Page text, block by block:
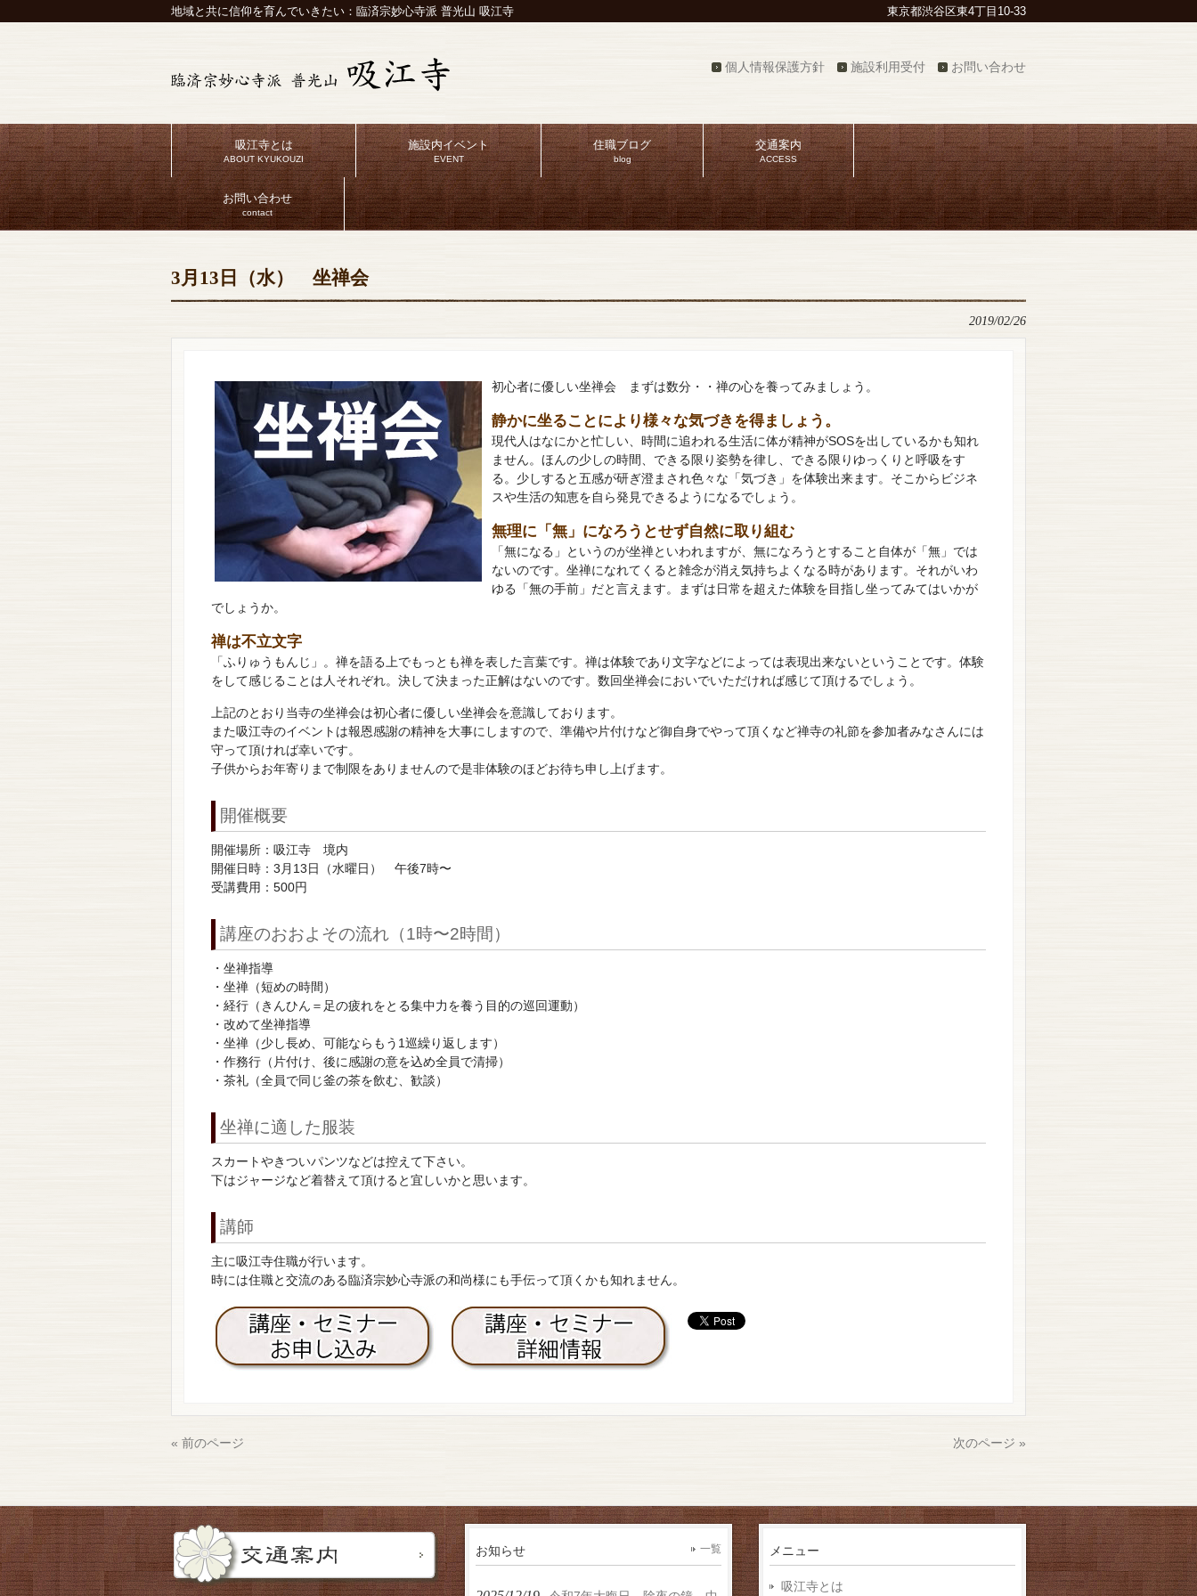
地域と共に信仰を育んでいきたい：臨済宗妙心寺派 普光山 吸江寺 東京都渋谷区東4丁目10-33
個人情報保護方針 施設利用受付 お問い合わせ
吸江寺とは
ABOUT KYUKOUZI
施設内イベント
EVENT
住職ブログ
blog
交通案内
ACCESS
お問い合わせ
contact
3月13日（水） 坐禅会
2019/02/26
初心者に優しい坐禅会 まずは数分・・禅の心を養ってみましょう。
静かに坐ることにより様々な気づきを得ましょう。
現代人はなにかと忙しい、時間に追われる生活に体が精神がSOSを出しているかも知れ
ません。ほんの少しの時間、できる限り姿勢を律し、できる限りゆっくりと呼吸をす
る。少しすると五感が研ぎ澄まされ色々な「気づき」を体験出来ます。そこからビジネ
スや生活の知恵を自ら発見できるようになるでしょう。
無理に「無」になろうとせず自然に取り組む
「無になる」というのが坐禅といわれますが、無になろうとすること自体が「無」では
ないのです。坐禅になれてくると雑念が消え気持ちよくなる時があります。それがいわ
ゆる「無の手前」だと言えます。まずは日常を超えた体験を目指し坐ってみてはいかが
でしょうか。
禅は不立文字
「ふりゅうもんじ」。禅を語る上でもっとも禅を表した言葉です。禅は体験であり文字などによっては表現出来ないということです。体験
をして感じることは人それぞれ。決して決まった正解はないのです。数回坐禅会においでいただければ感じて頂けるでしょう。
上記のとおり当寺の坐禅会は初心者に優しい坐禅会を意識しております。
また吸江寺のイベントは報恩感謝の精神を大事にしますので、準備や片付けなど御自身でやって頂くなど禅寺の礼節を参加者みなさんには
守って頂ければ幸いです。
子供からお年寄りまで制限をありませんので是非体験のほどお待ち申し上げます。
開催概要
開催場所：吸江寺 境内
開催日時：3月13日（水曜日） 午後7時〜
受講費用：500円
講座のおおよその流れ（1時〜2時間）
・坐禅指導
・坐禅（短めの時間）
・経行（きんひん＝足の疲れをとる集中力を養う目的の巡回運動）
・改めて坐禅指導
・坐禅（少し長め、可能ならもう1巡繰り返します）
・作務行（片付け、後に感謝の意を込め全員で清掃）
・茶礼（全員で同じ釜の茶を飲む、歓談）
坐禅に適した服装
スカートやきついパンツなどは控えて下さい。
下はジャージなど着替えて頂けると宜しいかと思います。
講師
主に吸江寺住職が行います。
時には住職と交流のある臨済宗妙心寺派の和尚様にも手伝って頂くかも知れません。
« 前のページ 次のページ »
お知らせ 一覧 メニュー
吸江寺とは